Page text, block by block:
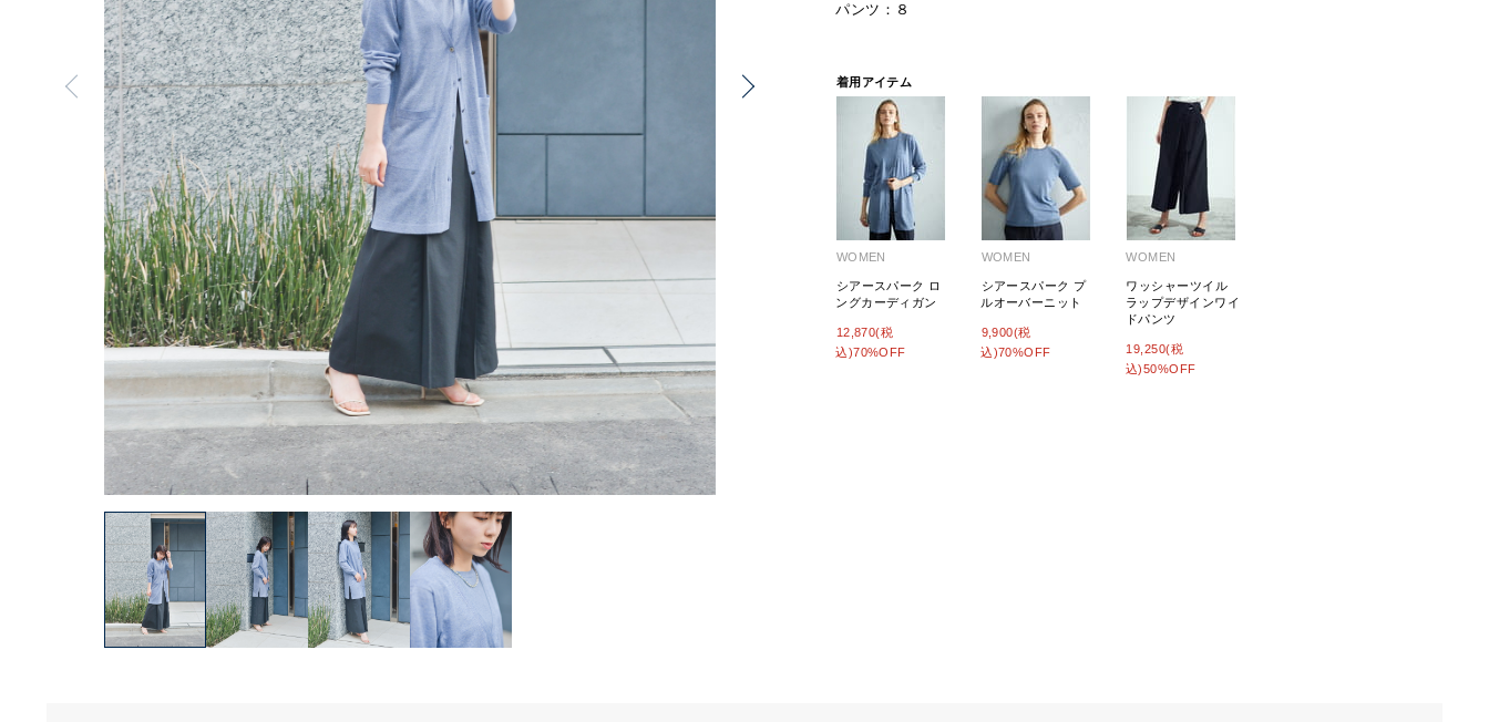
パンツ：８
着用アイテム
WOMEN
シアースパーク ロ
ングカーディガン
12,870(税
込)70%OFF
WOMEN
シアースパーク プ
ルオーバーニット
9,900(税
込)70%OFF
WOMEN
ワッシャーツイル
ラップデザインワイ
ドパンツ
19,250(税
込)50%OFF